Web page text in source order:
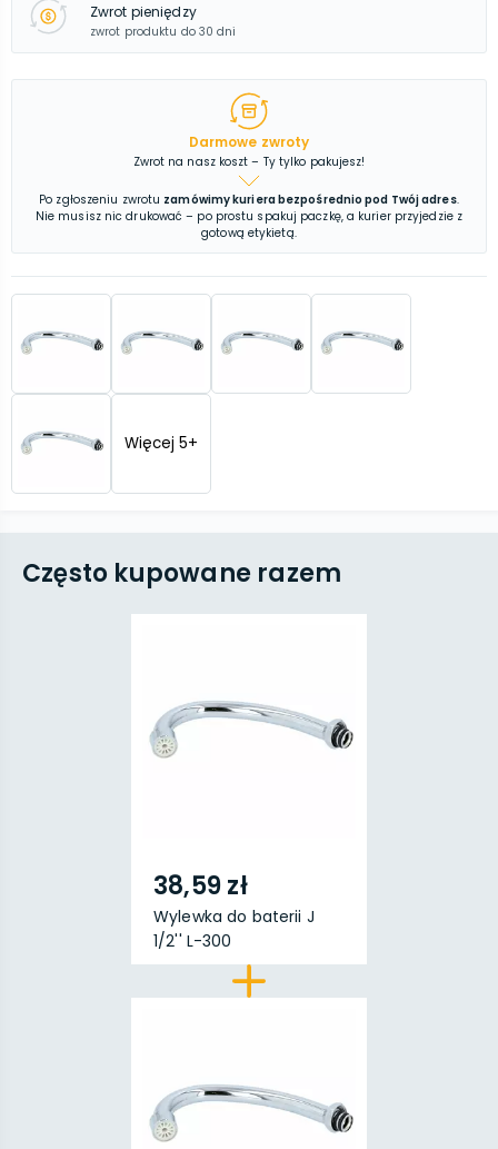
Zwrot pieniędzy
zwrot produktu do 30 dni
Darmowe zwroty
Zwrot na nasz koszt – Ty tylko pakujesz!
Po zgłoszeniu zwrotu zamówimy kuriera bezpośrednio pod Twój adres.
Nie musisz nic drukować – po prostu spakuj paczkę, a kurier przyjedzie z
gotową etykietą.
Więcej 5+
Często kupowane razem
38,59 zł
Wylewka do baterii J
1/2'' L-300